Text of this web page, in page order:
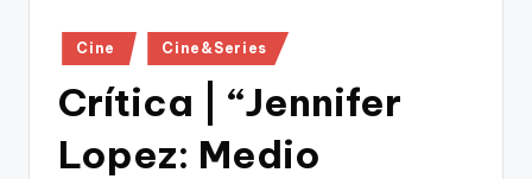
Publicado
en
Cine Cine&Series
Crítica | “Jennifer
Lopez: Medio